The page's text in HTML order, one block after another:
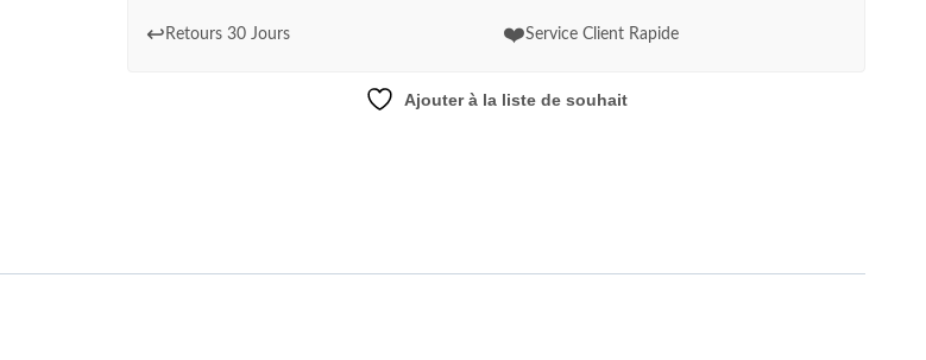
Astronaute
↩️ Retours 30 Jours ❤️Service Client Rapide
Ajouter à la liste de souhait